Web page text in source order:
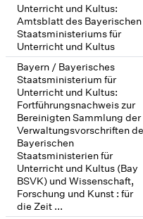
Unterricht und Kultus:
Amtsblatt des Bayerischen
Staatsministeriums für
Unterricht und Kultus
Bayern / Bayerisches
Staatsministerium für
Unterricht und Kultus:
Fortführungsnachweis zur
Bereinigten Sammlung der
Verwaltungsvorschriften
Bayerischen
Staatsministerien für
Unterricht und Kultus (Bay
BSVK) und Wissenschaft,
Forschung und Kunst : für
die Zeit ...